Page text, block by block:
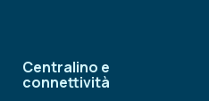
Centralino e
connettività